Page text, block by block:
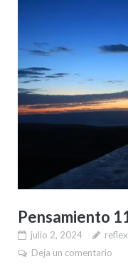
Pensamiento
julio 2, 2024
Deja un comentario